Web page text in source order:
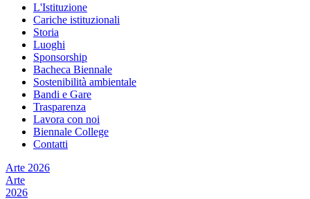
L'Istituzione
Cariche istituzionali
Storia
Luoghi
Sponsorship
Bacheca Biennale
Sostenibilità ambientale
Bandi e Gare
Trasparenza
Lavora con noi
Biennale College
Contatti
Arte 2026
Arte
2026